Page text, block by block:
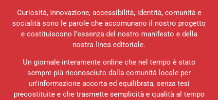
Curiosità, innovazione, accessibilità, identità, comunità e
socialità sono le parole che accomunano il nostro progetto
e costituiscono l’essenza del nostro manifesto e della
nostra linea editoriale.
Un giornale interamente online che nel tempo è stato
sempre più riconosciuto dalla comunità locale per
un’informazione accorta ed equilibrata, senza tesi
precostituite e che trasmette semplicità e qualità al tempo